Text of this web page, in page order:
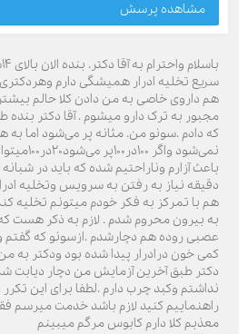
مشاهده پرسش
سریع تخلیه ادرار همیشگی دارم
هم داروی خاصی به من دادن کلا حالم
مجبور به ترک دارو میشوم . آقا دکتر
که دادم .سونو من. مثانه پر می‌شود اما به
نمی‌شود
دقیقه نیاز به رفتن به سرویس وتخلیه
هم با تمرکز به فکر خودم میتونم تخلیه
به بیرون محروم شدم . لازم به ذکر هست که
عصبی روده هم دچارشدم .ازسونو که گفتم
کمی خون درادرار پیدا شده بود ودکتر به
دکتر طبق آخرین آزمایش من دچار دیابت
نداشتم وکبد چرب دارم .لطفا برای این تکرر
راهنماییم کنید لازم باشد خدمت میرسم
معذبم کلا دارم کابوس مرگم میبینم